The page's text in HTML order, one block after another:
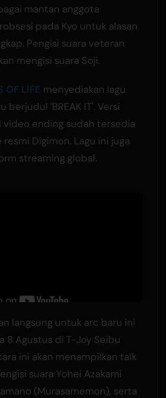
mantan anggota
pada Kyo untuk alasan
Pengisi suara veteran
mengisi suara Soji.
OF LIFE menyediakan lagu
berjudul 'BREAK IT'. Versi
ending sudah tersedia
resmi Digimon. Lagu ini juga
streaming global.
langsung untuk arc baru ini
8 Agustus di T-Joy Seibu
ini akan menampilkan talk
suara Yohei Azakami
(Murasamemon), serta